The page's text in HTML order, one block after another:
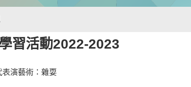
習活動2022-2023
表演藝術：雜耍